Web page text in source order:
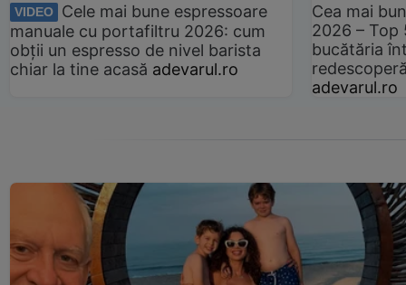
VIDEO
Cele mai bune espressoare
manuale cu portafiltru 2026: cum
obții un espresso de nivel barista
chiar la tine acasă adevarul.ro
Cea mai
2026 –
bucătăria
adevarul.ro